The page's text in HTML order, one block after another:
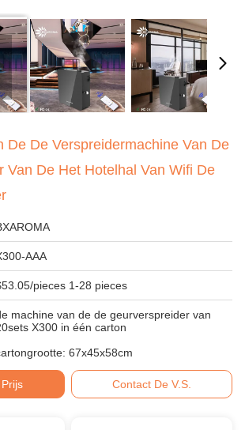
De De Verspreidermachine Van De
Van De Het Hotelhal Van Wifi De
AAA
pieces 1-28 pieces
machine van de de geurverspreider van
X300 in één carton
67x45x58cm
Contact De V.S.